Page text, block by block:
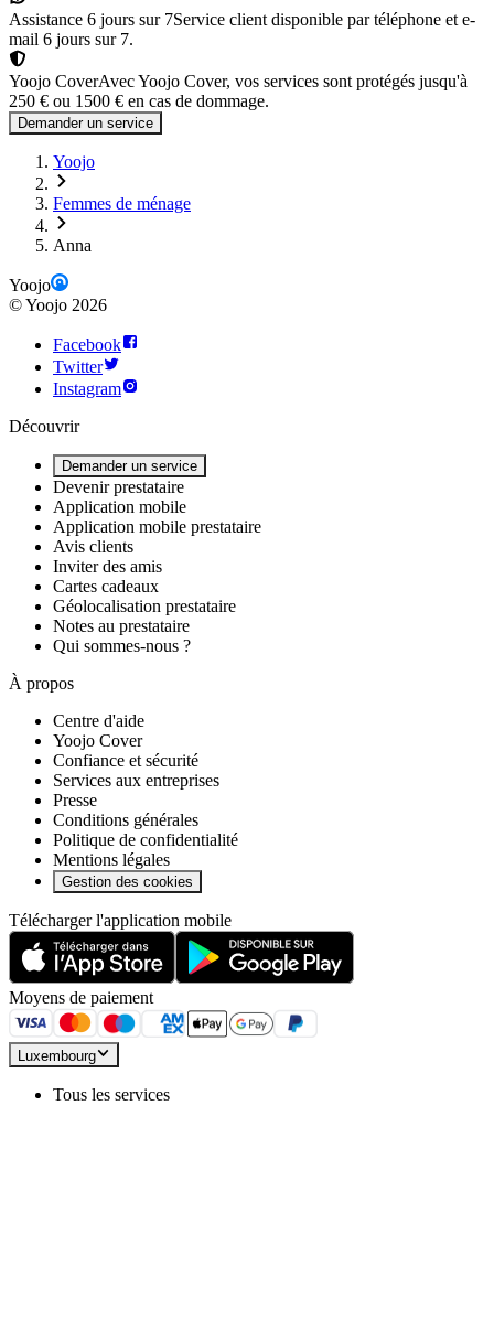
Assistance 6 jours sur 7Service client disponible par téléphone et e-
mail 6 jours sur 7.
Yoojo CoverAvec Yoojo Cover, vos services sont protégés jusqu'à
250 € ou 1500 € en cas de dommage.
Demander un service
Yoojo
Femmes de ménage
Anna
Yoojo
©Yoojo 2026
Facebook
Twitter
Instagram
Découvrir
Demander un service
Devenir prestataire
Application mobile
Application mobile prestataire
Avis clients
Inviter des amis
Cartes cadeaux
Géolocalisation prestataire
Notes au prestataire
Qui sommes-nous ?
À propos
Centre d'aide
Yoojo Cover
Confiance et sécurité
Services aux entreprises
Presse
Conditions générales
Politique de confidentialité
Mentions légales
Gestion des cookies
Télécharger l'application mobile
Moyens de paiement
Luxembourg
Tous les services